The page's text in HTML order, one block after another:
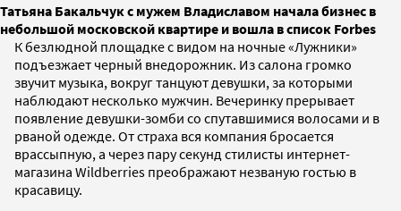
Татьяна Бакальчук с мужем Владиславом начала бизнес в
небольшой московской квартире и вошла в список Forbes
К безлюдной площадке с видом на ночные «Лужники»
подъезжает черный внедорожник. Из салона громко
звучит музыка, вокруг танцуют девушки, за которыми
наблюдают несколько мужчин. Вечеринку прерывает
появление девушки-зомби со спутавшимися волосами и в
рваной одежде. От страха вся компания бросается
врассыпную, а через пару секунд стилисты интернет-
магазина Wildberries преображают незваную гостью в
красавицу.